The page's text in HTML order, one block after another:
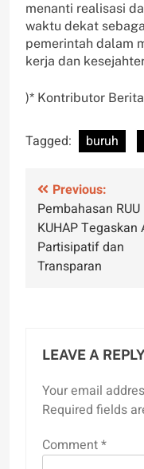
menanti realisasi
waktu dekat
pemerintah dalam
kerja dan
)* Kontributor
Tagged: buruh
Post
navigation
Previous:
Pembahasan RUU
KUHAP Tegaskan
Partisipatif dan
Transparan
LEAVE A
Your email
Required fields
Comment*